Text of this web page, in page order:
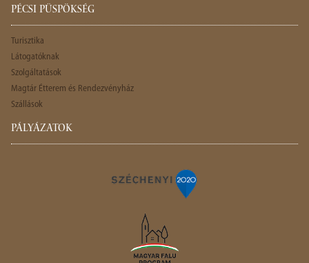
PÉCSI PÜSPÖKSÉG
Turisztika
Látogatóknak
Szolgáltatások
Magtár Étterem és Rendezvényház
Szállások
PÁLYÁZATOK